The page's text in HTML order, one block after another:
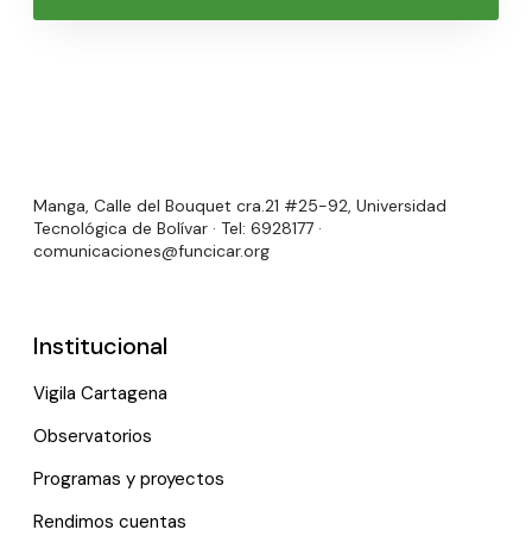
Manga, Calle del Bouquet cra.21 #25-92, Universidad
Tecnológica de Bolívar · Tel: 6928177 ·
comunicaciones@funcicar.org
Institucional
Vigila Cartagena
Observatorios
Programas y proyectos
Rendimos cuentas